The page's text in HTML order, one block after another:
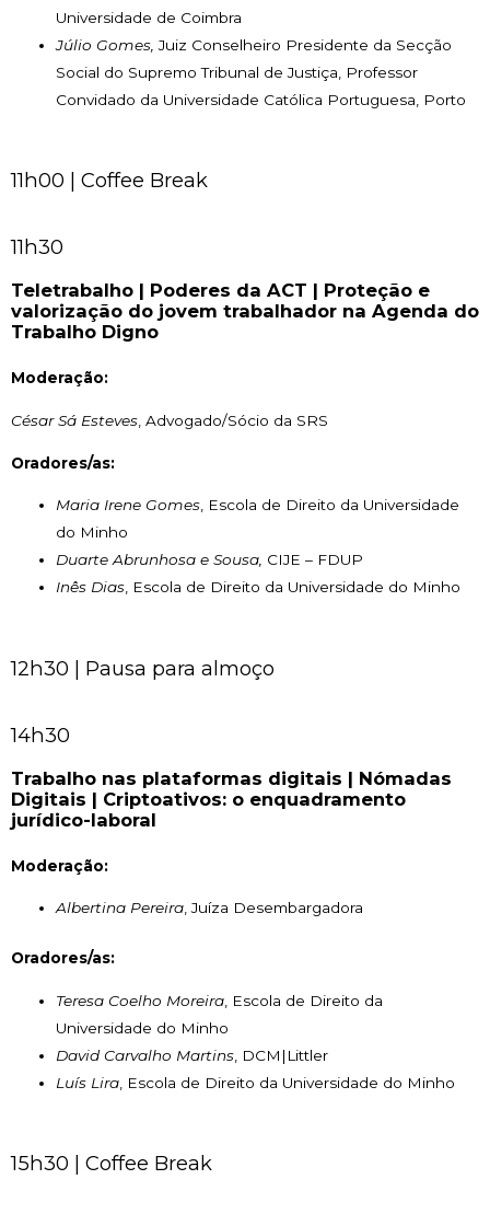
Universidade de Coimbra
Júlio Gomes, Juiz Conselheiro Presidente da Secção
Social do Supremo Tribunal de Justiça, Professor
Convidado da Universidade Católica Portuguesa, Porto
11h00 | Coffee Break
11h30
Teletrabalho | Poderes da ACT | Proteção e
valorização do jovem trabalhador na Agenda do
Trabalho Digno
Moderação:
César Sá Esteves , Advogado/Sócio da SRS
Oradores/as:
Maria Irene Gomes, Escola de Direito da Universidade
do Minho
Duarte Abrunhosa e Sousa, CIJE – FDUP
Inês Dias, Escola de Direito da Universidade do Minho
12h30 | Pausa para almoço
14h30
Trabalho nas plataformas digitais | Nómadas
Digitais | Criptoativos: o enquadramento
jurídico-laboral
Moderação:
Albertina Pereira, Juíza Desembargadora
Oradores/as:
Teresa Coelho Moreira , Escola de Direito da
Universidade do Minho
David Carvalho Martins , DCM|Littler
Luís Lira , Escola de Direito da Universidade do Minho
15h30 | Coffee Break